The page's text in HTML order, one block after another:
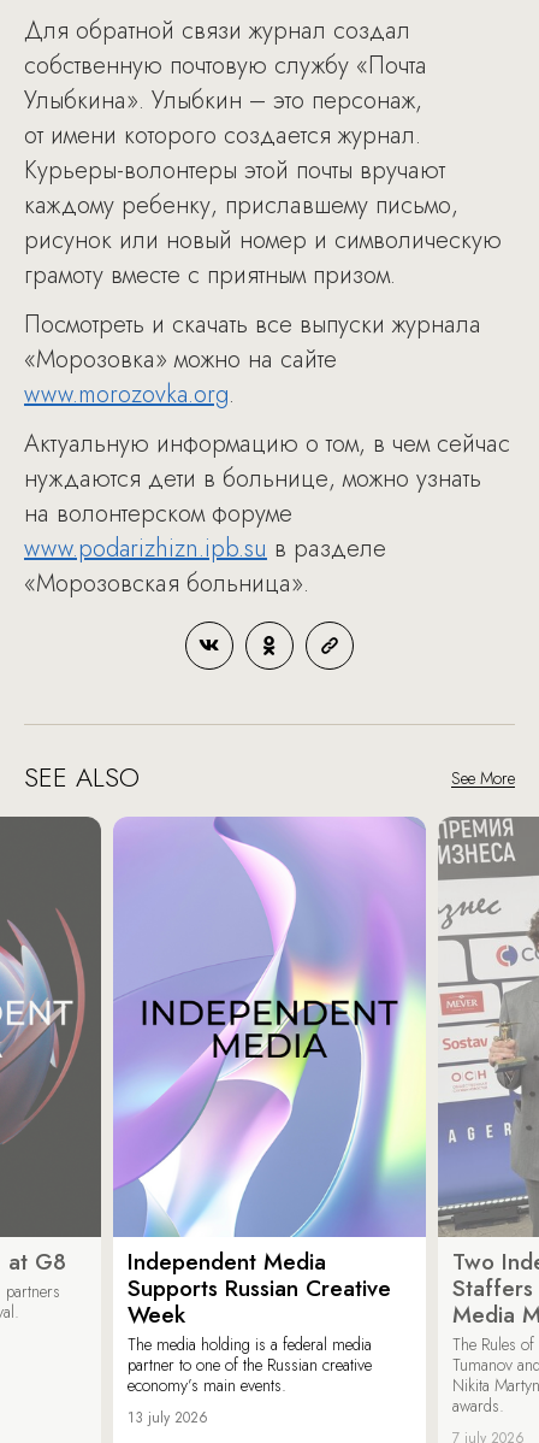
Для обратной связи журнал создал
собственную почтовую службу «Почта
Улыбкина». Улыбкин – это персонаж,
от имени которого создается журнал.
Курьеры-волонтеры этой почты вручают
каждому ребенку, приславшему письмо,
рисунок или новый номер и символическую
грамоту вместе с приятным призом.
Посмотреть и скачать все выпуски журнала
«Морозовка» можно на сайте
www.morozovka.org.
Актуальную информацию о том, в чем сейчас
нуждаются дети в больнице, можно узнать
на волонтерском форуме
www.podarizhizn.ipb.su в разделе
«Морозовская больница».
SEE ALSO See More
at G8
Independent Media
Supports Russian Creative
Week
The media holding is a federal media
partner to one of the Russian creative
economy’s main events.
13 july 2026
Two
Media
The Rules
Tumanov
Nikita
awards.
7 july 2026